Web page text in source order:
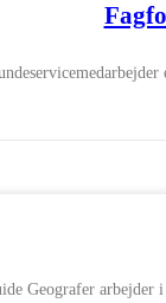
Geografer